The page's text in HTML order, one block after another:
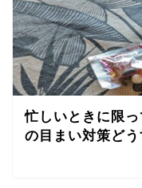
忙しいときに限
の目まい対策どう